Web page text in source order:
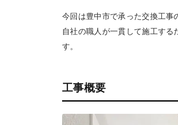
今回は豊中市で承った交換工事
自社の職人が一貫して施工する
す。
工事概要